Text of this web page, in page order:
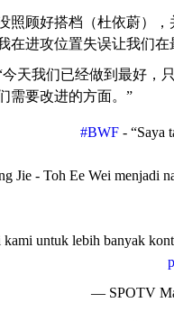
照顾好搭档（杜依蔚）
在进攻位置失误让我们
天我们已经做到最好，
需要改进的方面。”
#BWF- “Saya
Jie - Toh Ee Wei menjadi
kami untuk lebih banyak
— SPOTV